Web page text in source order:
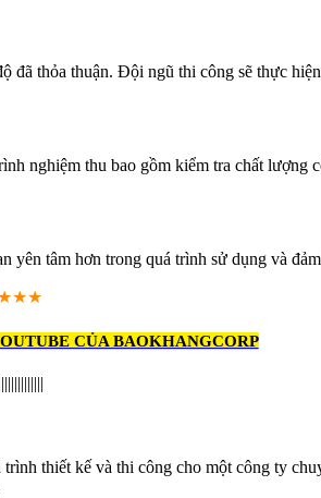
đã thỏa thuận. Đội ngũ thi công sẽ thực
nghiệm thu bao gồm kiểm tra chất lượng
tâm hơn trong quá trình sử dụng và
CỦA BAOKHANGCORP
trình thiết kế và thi công cho một công ty